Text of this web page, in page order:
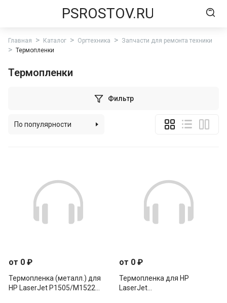
PSROSTOV.RU
Главная Каталог Оргтехника
Запчасти для ремонта техники
Термопленки
Термопленки
Фильтр
По популярности
По цене (убыванию)
от 0 ₽
Термопленка (металл.) для
HP LaserJet P1505/M1522
от 0 ₽
Термопленка для HP
LaserJet